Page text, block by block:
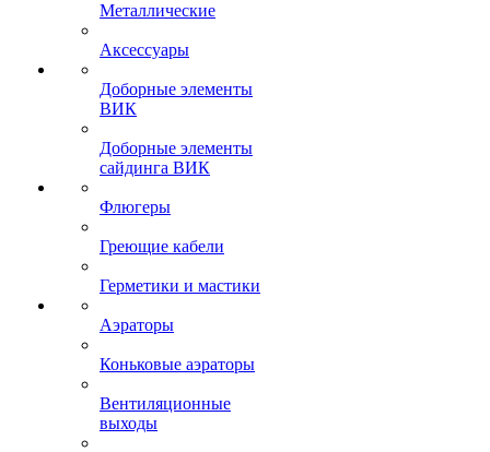
Металлические
Аксессуары
Доборные элементы
ВИК
Доборные элементы
сайдинга ВИК
Флюгеры
Греющие кабели
Герметики и мастики
Аэраторы
Коньковые аэраторы
Вентиляционные
выходы